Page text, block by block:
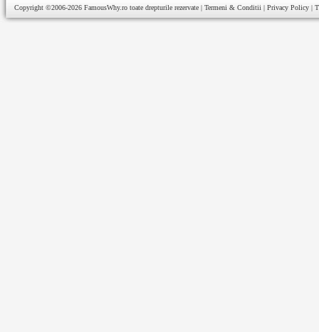
Copyright ©2006-2026 FamousWhy.ro toate drepturile rezervate | Termeni & Conditii | Privacy Policy |